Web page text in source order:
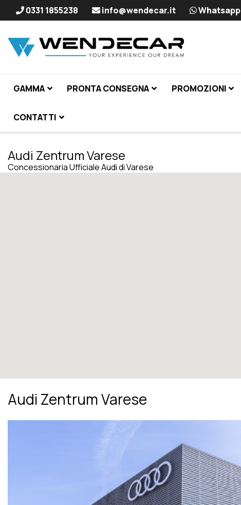
0331 1855238 info@wendecar.it Whatsapp
GAMMA PRONTA CONSEGNA PROMOZIONI
CONTATTI
Audi Zentrum Varese
Concessionaria Ufficiale Audi di Varese
Audi Zentrum Varese